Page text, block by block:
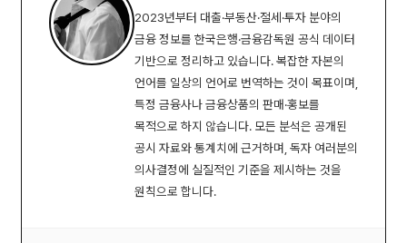
2023년부터 대출·부동산·절세·투자 분야의
금융 정보를 한국은행·금융감독원 공식 데이터
기반으로 정리하고 있습니다. 복잡한 자본의
언어를 일상의 언어로 번역하는 것이 목표이며,
특정 금융사나 금융상품의 판매·홍보를
목적으로 하지 않습니다. 모든 분석은 공개된
공시 자료와 통계치에 근거하며, 독자 여러분의
의사결정에 실질적인 기준을 제시하는 것을
원칙으로 합니다.